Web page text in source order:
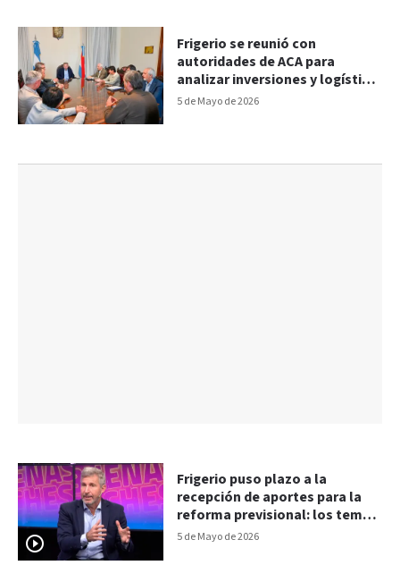
5 de Mayo de 2026
Frigerio se reunió con
autoridades de ACA para
analizar inversiones y logística
productiva en la provincia
5 de Mayo de 2026
Frigerio puso plazo a la
recepción de aportes para la
reforma previsional: los temas
de la reunión de gabinete